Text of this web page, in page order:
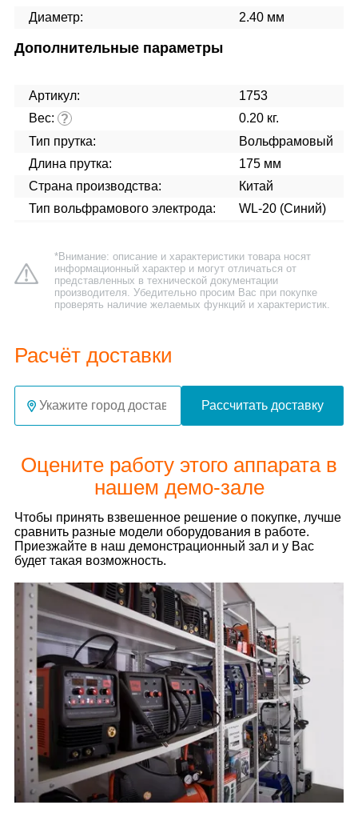
Диаметр: 2.40 мм
Дополнительные параметры
Артикул:
1753
Вес: ?
0.20 кг.
Тип прутка:
Вольфрамовый
Длина прутка:
175 мм
Страна производства:
Китай
Тип вольфрамового электрода:
WL-20 (Синий)
*Внимание: описание и характеристики товара носят
информационный характер и могут отличаться от
представленных в технической документации
производителя. Убедительно просим Вас при покупке
проверять наличие желаемых функций и характеристик.
Расчёт доставки
Рассчитать доставку
Оцените работу этого аппарата в
нашем демо-зале
Чтобы принять взвешенное решение о покупке, лучше
сравнить разные модели оборудования в работе.
Приезжайте в наш демонстрационный зал и у Вас
будет такая возможность.